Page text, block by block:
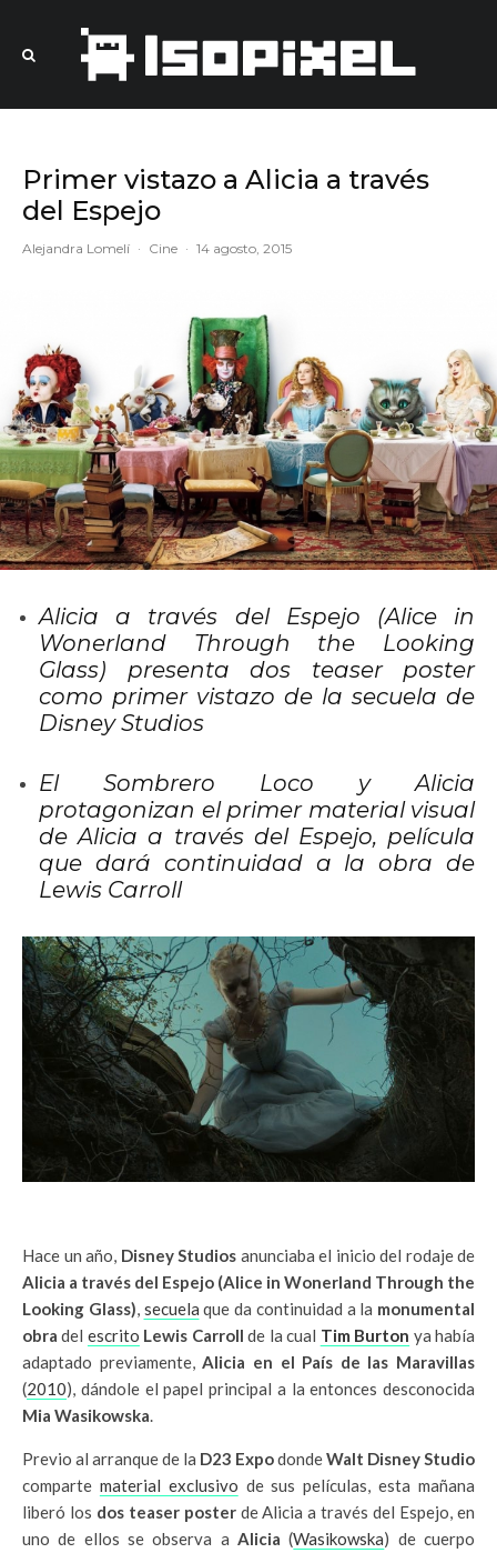
Primer vistazo a Alicia a través
del Espejo
Alejandra Lomelí · Cine · 14 agosto, 2015
Alicia a través del Espejo (Alice in
Wonerland Through the Looking
Glass) presenta dos teaser poster
como primer vistazo de la secuela de
Disney Studios
El Sombrero Loco y Alicia
protagonizan el primer material visual
de Alicia a través del Espejo, película
que dará continuidad a la obra de
Lewis Carroll
Hace un año, Disney Studios anunciaba el inicio del rodaje de
Alicia a través del Espejo (Alice in Wonerland Through the
Looking Glass) secuela que da continuidad a la monumental
obra del escrito Lewis Carroll de la cual Tim Burton ya había
adaptado previamente, Alicia en el País de las Maravillas
(2010), dándole el papel principal a la entonces desconocida
Mia Wasikowska
Previo al arranque de la D23 ExpodondeWalt Disney Studio
comparte material exclusivo de sus películas, esta mañana
liberó los dos teaser posterde Alicia a través del Espejo, en
uno de ellos se observa a Alicia (Wasikowska) de cuerpo